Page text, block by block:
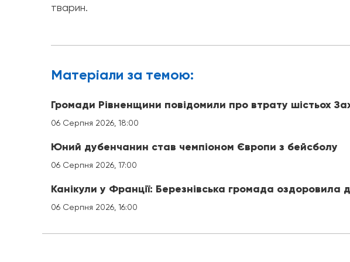
тварин.
Матерiали за темою:
Громади Рівненщини повідомили про втрату шістьох
06 Серпня 2026, 18:00
Юний дубенчанин став чемпіоном Європи з бейсболу
06 Серпня 2026, 17:00
Канікули у Франції: Березнівська громада оздоровила
06 Серпня 2026, 16:00